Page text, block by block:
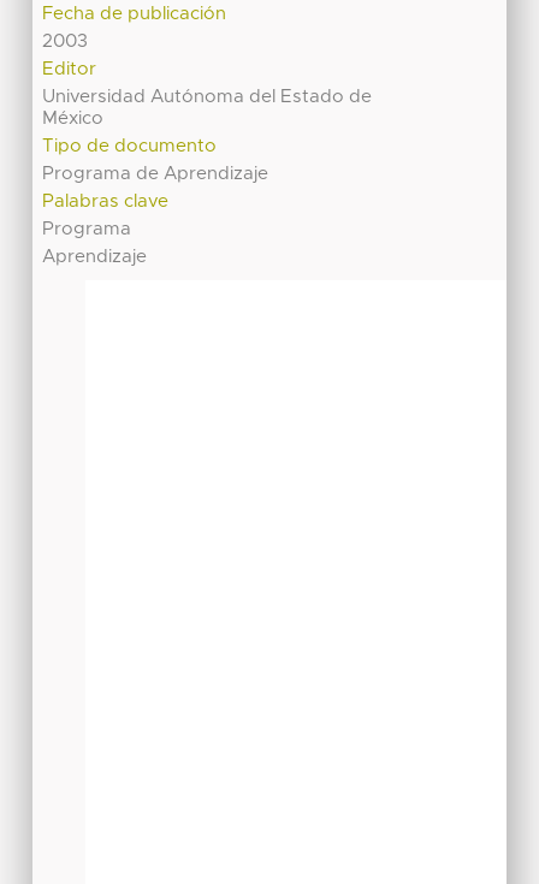
Fecha de publicación
2003
Editor
Universidad Autónoma del Estado de
México
Tipo de documento
Programa de Aprendizaje
Palabras clave
Programa
Aprendizaje